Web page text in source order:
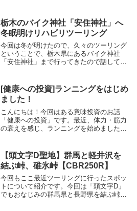
を持っている方も多いと思いますので、...
栃木のバイク神社「安住神社」へ
冬眠明けリハビリツーリング
今回は冬が明けたので、久々のツーリング
ということで、栃木県にあるバイク神社
「安住神社」まで行ってきたので話してい
ご視聴ください。 各SNS・サイトリンク
はこちら こ...
[健康への投資]ランニングをはじめ
ました！
こんにちは！今回はある意味投資のお話
「健康への投資」です。最近、体力・筋力
の衰えを感じ、ランニングを始めましたの
たのですが、今のところ1ヶ月ほど継続で
きているので、...
【頭文字D聖地】群馬と軽井沢を
結ぶ峠、碓氷峠【CBR250R】
今回もここ最近ツーリングに行ったスポッ
トについて紹介です。今回は「頭文字D」
でもおなじみの群馬県と長野県を結ぶ峠、